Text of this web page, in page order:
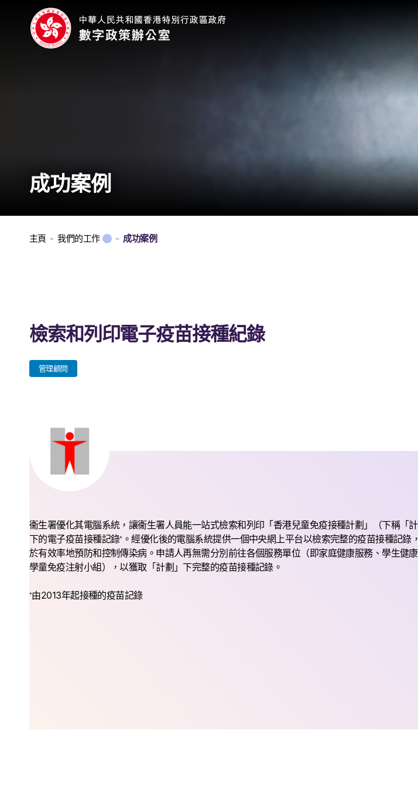
成功案例
主頁 我們的工作 成功案例
檢索和列印電子疫苗接種紀錄
管理顧問
衞生署優化其電腦系統，讓衞生署人員能一站式檢索和列印「香港兒童免疫接種計劃」（下稱「計
下的電子疫苗接種記錄* 。經優化後的電腦系統提供一個中央網上平台以檢索完整的疫苗接種記錄
於有效率地預防和控制傳染病。申請人再無需分別前往各個服務單位（即家庭健康服務、學生健
學童免疫注射小組），以獲取「計劃」下完整的疫苗接種記錄。
*由2013年起接種的疫苗記錄